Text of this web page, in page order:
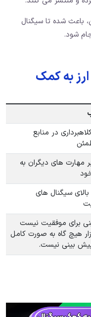
شده تا سیگنال
شود.
به کمک
در منابع
مهارت های دیگران به
بالای سیگنال های
برای موفقیت نیست
هیچ گاه به صورت کامل
بینی نیست.